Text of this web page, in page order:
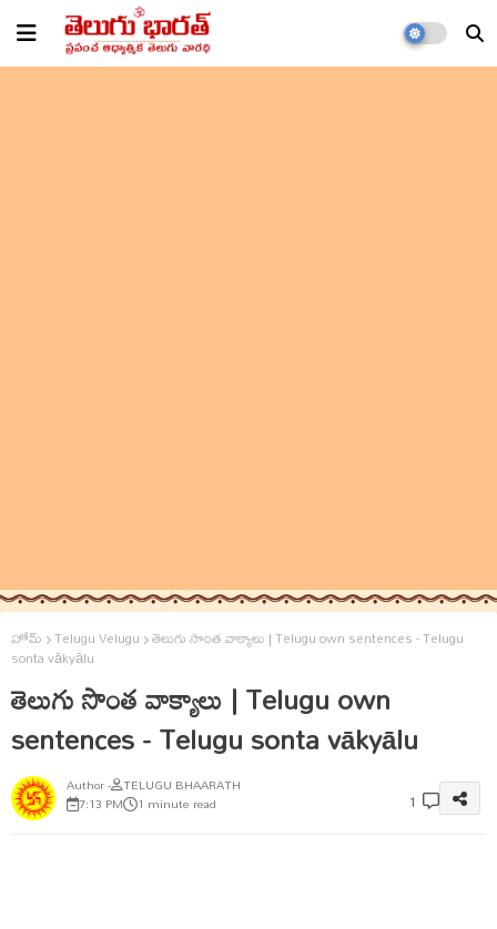
హోమ్ Telugu Velugu తెలుగు సొంత వాక్యాలు | Telugu own sentences - Telugu
sonta vākyālu
తెలుగు సొంత వాక్యాలు | Telugu own
sentences - Telugu sonta vākyālu
TELUGU BHAARATH
7:13 PM 1 minute read 1